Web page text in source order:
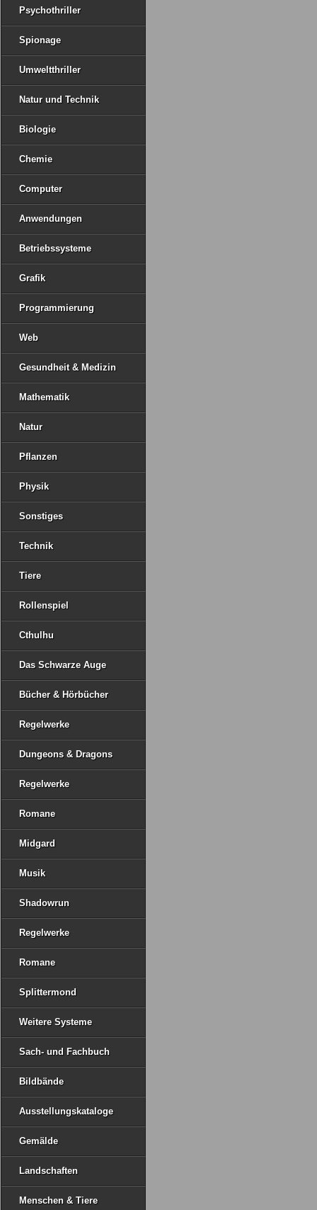
Psychothriller
Spionage
Umweltthriller
Natur und Technik
Biologie
Chemie
Computer
Anwendungen
Betriebssysteme
Grafik
Programmierung
Web
Gesundheit & Medizin
Mathematik
Natur
Pflanzen
Physik
Sonstiges
Technik
Tiere
Rollenspiel
Cthulhu
Das Schwarze Auge
Bücher & Hörbücher
Regelwerke
Dungeons & Dragons
Regelwerke
Romane
Midgard
Musik
Shadowrun
Regelwerke
Romane
Splittermond
Weitere Systeme
Sach- und Fachbuch
Bildbände
Ausstellungskataloge
Gemälde
Landschaften
Menschen & Tiere